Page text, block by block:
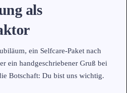
als
ein Selfcare-Paket nach
ein handgeschriebener Gruß bei
Botschaft: Du bist uns wichtig.